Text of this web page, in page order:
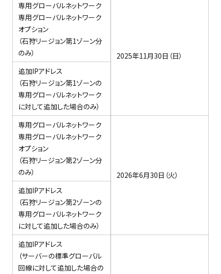
専用グローバルネットワーク
専用グローバルネットワーク
オプション
（石狩リージョン第1ゾーン分
のみ）
2025年11月30日（日）​
追加IPアドレス
（石狩リージョン第1ゾーンの
専用グローバルネットワーク
に対して追加した場合のみ）
専用グローバルネットワーク
専用グローバルネットワーク
オプション
（石狩リージョン第2ゾーン分
のみ）
2026年6月30日（火）​
追加IPアドレス
（石狩リージョン第2ゾーンの
専用グローバルネットワーク
に対して追加した場合のみ）
追加IPアドレス
（サーバーの標準グローバル
回線に対して追加した場合の